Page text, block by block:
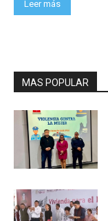
Leer más
MAS POPULAR